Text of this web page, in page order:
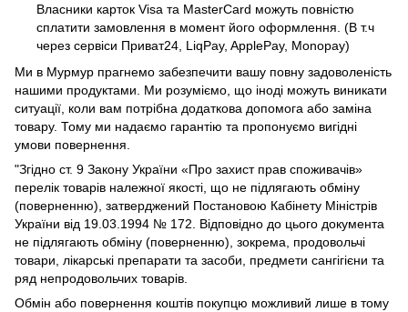
Власники карток Visa та MasterCard можуть повністю
сплатити замовлення в момент його оформлення. (В т.ч
через сервіси Приват24, LiqPay, ApplePay, Monopay)
Ми в Мурмур прагнемо забезпечити вашу повну задоволеність
нашими продуктами. Ми розуміємо, що іноді можуть виникати
ситуації, коли вам потрібна додаткова допомога або заміна
товару. Тому ми надаємо гарантію та пропонуємо вигідні
умови повернення.
"Згідно ст. 9 Закону України «Про захист прав споживачів»
перелік товарів належної якості, що не підлягають обміну
(поверненню), затверджений Постановою Кабінету Міністрів
України від 19.03.1994 № 172. Відповідно до цього документа
не підлягають обміну (поверненню), зокрема, продовольчі
товари, лікарські препарати та засоби, предмети сангігієни та
ряд непродовольчих товарів.
Обмін або повернення коштів покупцю можливий лише в тому